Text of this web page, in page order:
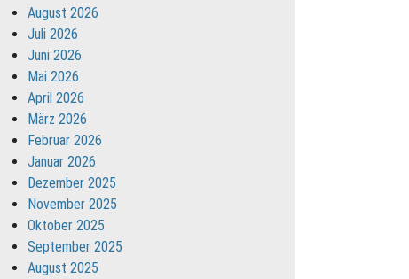
August 2026
Juli 2026
Juni 2026
Mai 2026
April 2026
März 2026
Februar 2026
Januar 2026
Dezember 2025
November 2025
Oktober 2025
September 2025
August 2025